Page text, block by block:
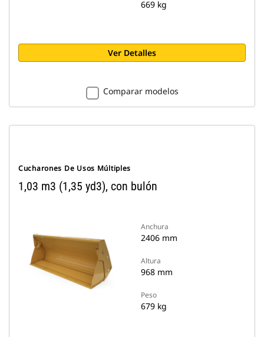
669 kg
Ver Detalles
Comparar modelos
Cucharones De Usos Múltiples
1,03 m3 (1,35 yd3), con bulón
Anchura
2406 mm
Altura
968 mm
Peso
679 kg